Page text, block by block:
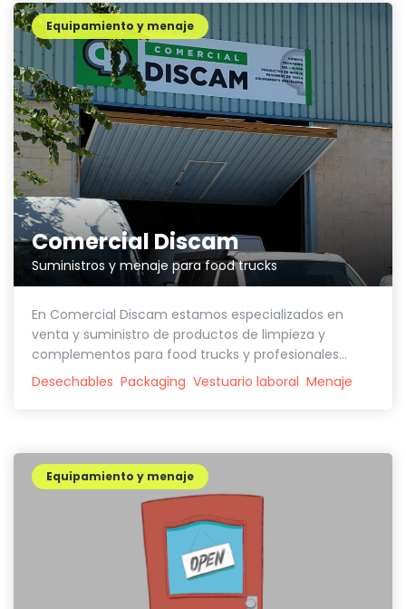
Comercial Discam
Suministros y menaje para food trucks
Equipamiento y menaje
En Comercial Discam estamos especializados en
venta y suministro de productos de limpieza y
complementos para food trucks y profesionales...
Desechables Packaging Vestuario laboral Menaje
Equipamiento y menaje